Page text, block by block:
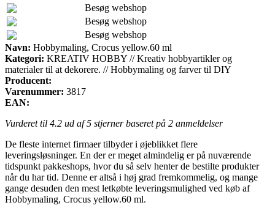
Besøg webshop
Besøg webshop
Besøg webshop
Navn: Hobbymaling, Crocus yellow.60 ml
Kategori: KREATIV HOBBY // Kreativ hobbyartikler og
materialer til at dekorere. // Hobbymaling og farver til DIY
Producent:
Varenummer: 3817
EAN:
Vurderet til 4.2 ud af 5 stjerner baseret på 2 anmeldelser
De fleste internet firmaer tilbyder i øjeblikket flere
leveringsløsninger. En der er meget almindelig er på nuværende
tidspunkt pakkeshops, hvor du så selv henter de bestilte produkter
når du har tid. Denne er altså i høj grad fremkommelig, og mange
gange desuden den mest letkøbte leveringsmulighed ved køb af
Hobbymaling, Crocus yellow.60 ml.